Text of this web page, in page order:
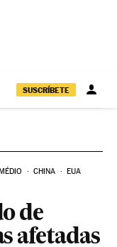
SUSCRÍBETE
CHINA EUA
de
afetadas